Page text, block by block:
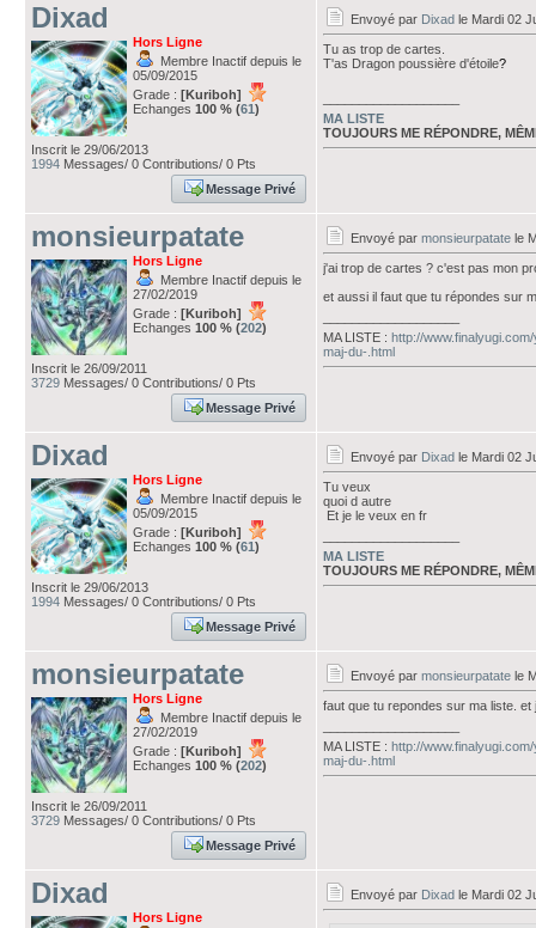
Dixad
Hors Ligne
Membre Inactif depuis le
05/09/2015
Grade : [Kuriboh]
Echanges 100 % (61)
Inscrit le 29/06/2013
1994 Messages/ 0 Contributions/ 0 Pts
Message Privé
Envoyé par Dixad le Mardi 02
Tu as trop de cartes.
T'as Dragon poussière d'étoile?
MA LISTE
TOUJOURS ME RÉPONDRE,
monsieurpatate
Hors Ligne
Membre Inactif depuis le
27/02/2019
Grade : [Kuriboh]
Echanges 100 % (202)
Inscrit le 26/09/2011
3729 Messages/ 0 Contributions/ 0 Pts
Message Privé
Envoyé par monsieurpatate le
j'ai trop de cartes ? c'est pas mon
et aussi il faut que tu répondes sur
MA LISTE : http://
maj-du-.html
Dixad
Hors Ligne
Membre Inactif depuis le
05/09/2015
Grade : [Kuriboh]
Echanges 100 % (61)
Inscrit le 29/06/2013
1994 Messages/ 0 Contributions/ 0 Pts
Message Privé
Envoyé par Dixad le Mardi 02
Tu veux
quoi d autre
Et je le veux en fr
MA LISTE
TOUJOURS ME RÉPONDRE,
monsieurpatate
Hors Ligne
Membre Inactif depuis le
27/02/2019
Grade : [Kuriboh]
Echanges 100 % (202)
Inscrit le 26/09/2011
3729 Messages/ 0 Contributions/ 0 Pts
Message Privé
Envoyé par monsieurpatate le
faut que tu repondes sur ma liste.
MA LISTE : http://
maj-du-.html
Dixad
Hors Ligne
Envoyé par Dixad le Mardi 02